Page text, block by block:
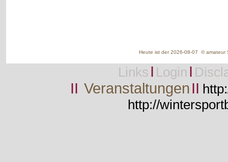
Heute ist der 2026-08-07 © amateur
Links I Login I
II VeranstaltungenII
http://